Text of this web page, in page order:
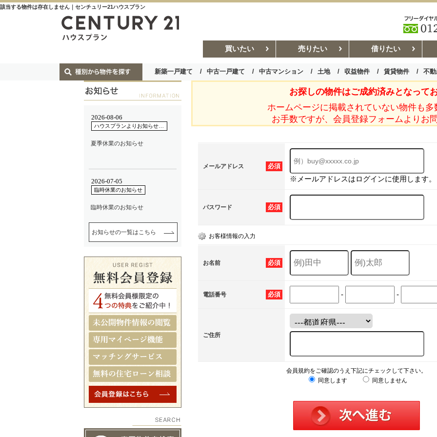
該当する物件は存在しません｜センチュリー21ハウスプラン
買いたい 売りたい 借りたい
新築一戸建て 中古一戸建て 中古マンション 土地 収益物件 賃貸物件 不
お部屋探しコラム 賃貸管理コ
お探しの物件はご成約済みとなってお
ホームページに掲載されていない物件も多
お手数ですが、会員登録フォームよりお
必須
メールアドレス
※メールアドレスはログインに使用します。
必須
パスワード
お客様情報の入力
必須
お名前
必須
電話番号 - -
ご住所
会員規約をご確認のうえ下記にチェックして下さい。
同意します
同意しません
お知らせの一覧はこちら